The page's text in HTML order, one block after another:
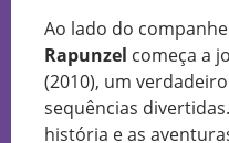
Ao lado do
Rapunzel começa a
(2010), um
sequências
história e as